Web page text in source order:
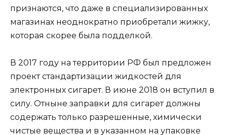
признаются, что даже в специализированных
магазинах неоднократно приобретали жижку,
которая скорее была подделкой.
В 2017 году на территории РФ был предложен
проект стандартизации жидкостей для
электронных сигарет. В июне 2018 он вступил в
силу. Отныне заправки для сигарет должны
содержать только разрешенные, химически
чистые вещества и в указанном на упаковке